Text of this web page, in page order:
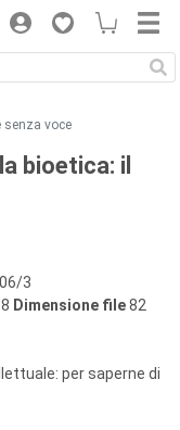
senza voce
bioetica: il
3
Dimensione file82
per saperne di